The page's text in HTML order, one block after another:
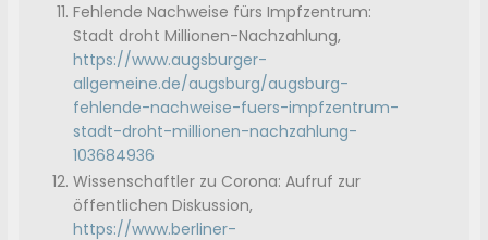
Fehlende Nachweise fürs Impfzentrum:
Stadt droht Millionen-Nachzahlung,
https://www.augsburger-
allgemeine.de/augsburg/augsburg-
fehlende-nachweise-fuers-impfzentrum-
stadt-droht-millionen-nachzahlung-
103684936
Wissenschaftler zu Corona: Aufruf zur
öffentlichen Diskussion,
https://www.berliner-